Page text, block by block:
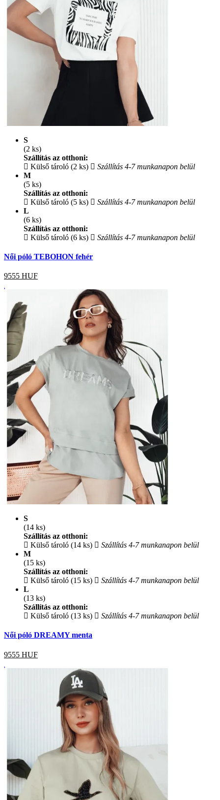
S
(2 ks)
Szállítás az otthoni:
Külső tároló (2 ks)
Szállítás 4-7 munkanapon belül
M
(5 ks)
Szállítás az otthoni:
Külső tároló (5 ks)
Szállítás 4-7 munkanapon belül
L
(6 ks)
Szállítás az otthoni:
Külső tároló (6 ks)
Szállítás 4-7 munkanapon belül
Női póló TEBOHON fehér
9555 HUF
S
(14 ks)
Szállítás az otthoni:
Külső tároló (14 ks)
Szállítás 4-7 munkanapon belül
M
(15 ks)
Szállítás az otthoni:
Külső tároló (15 ks)
Szállítás 4-7 munkanapon belül
L
(13 ks)
Szállítás az otthoni:
Külső tároló (13 ks)
Szállítás 4-7 munkanapon belül
Női póló DREAMY menta
9555 HUF